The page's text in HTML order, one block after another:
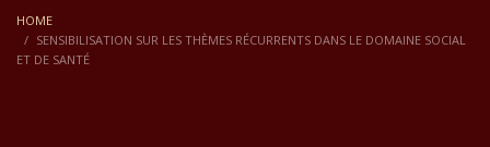
HOME
SENSIBILISATION SUR LES THÈMES RÉCURRENTS DANS LE DOMAINE SOCIAL
ET DE SANTÉ